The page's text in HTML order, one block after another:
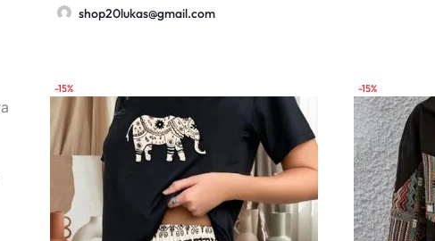
oscuro y gris carbón, ajuste ceñido sin
elasticidad, gorra casual de estilo urbano
shop20lukas@gmail.com
-15% -15%